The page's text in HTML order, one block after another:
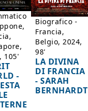
105'
-
Biografico -
Francia,
Belgio, 2024,
98'
LA DIVINA
DI FRANCIA
- SARAH
BERNHARDT